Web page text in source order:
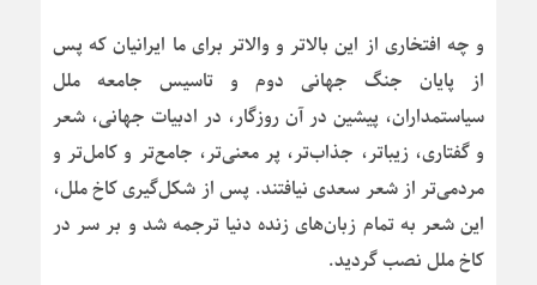
و چه افتخاری از این بالاتر و والاتر برای ما ایرانیان که پس
از پایان جنگ جهانی دوم و تاسیس جامعه ملل
سیاستمداران، پیشین در آن روزگار، در ادبیات جهانی، شعر
و گفتاری، زیباتر، جذاب‌تر، پر معنی‌تر، جامع‌تر و کامل‌تر و
مردمی‌تر از شعر سعدی نیافتند. پس از شکل‌گیری کاخ ملل،
این شعر به تمام زبان‌های زنده دنیا ترجمه شد و بر سر در
کاخ ملل نصب گردید.